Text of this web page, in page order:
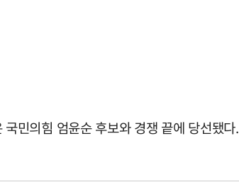
민의힘 엄윤순 후보와 경쟁 끝에 당선됐다.